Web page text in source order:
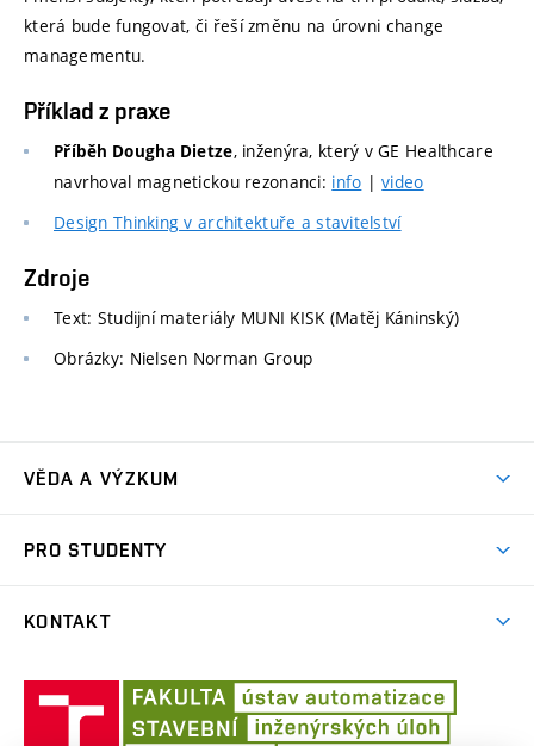
která bude fungovat, či řeší změnu na úrovni change
managementu.
Příklad z praxe
Příběh Dougha Dietze, inženýra, který v GE Healthcare
navrhoval magnetickou rezonanci: info |video
Design Thinking v architektuře a stavitelství
Zdroje
Text: Studijní materiály MUNI KISK (Matěj Káninský)
Obrázky: Nielsen Norman Group
VĚDA A VÝZKUM
PRO STUDENTY
Šablony
KONTAKT